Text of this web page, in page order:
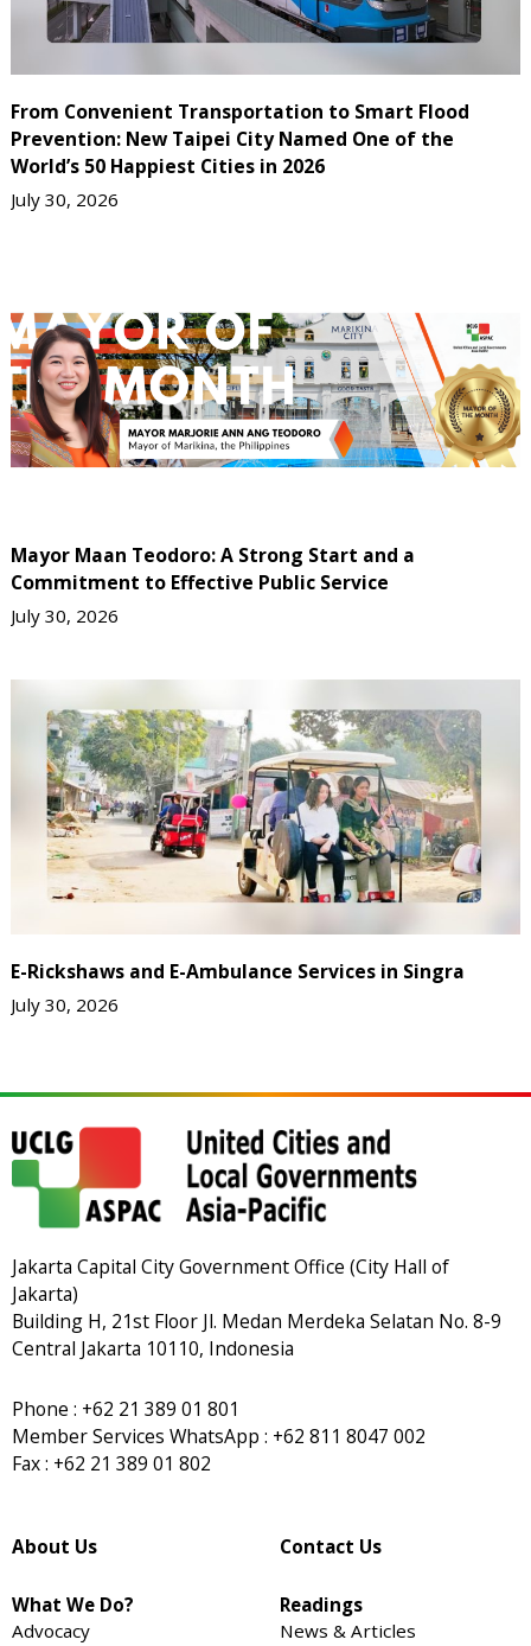
From Convenient Transportation to Smart Flood
Prevention: New Taipei City Named One of the
World’s 50 Happiest Cities in 2026
July 30, 2026
Mayor Maan Teodoro: A Strong Start and a
Commitment to Effective Public Service
July 30, 2026
E-Rickshaws and E-Ambulance Services in Singra
July 30, 2026
Jakarta Capital City Government Office (City Hall of
Jakarta)
Building H, 21st Floor Jl. Medan Merdeka Selatan No. 8-9
Central Jakarta 10110, Indonesia
Phone : +62 21 389 01 801
Member Services WhatsApp : +62 811 8047 002
Fax : +62 21 389 01 802
About Us
What We Do?
Advocacy
Contact Us
Readings
News & Articles